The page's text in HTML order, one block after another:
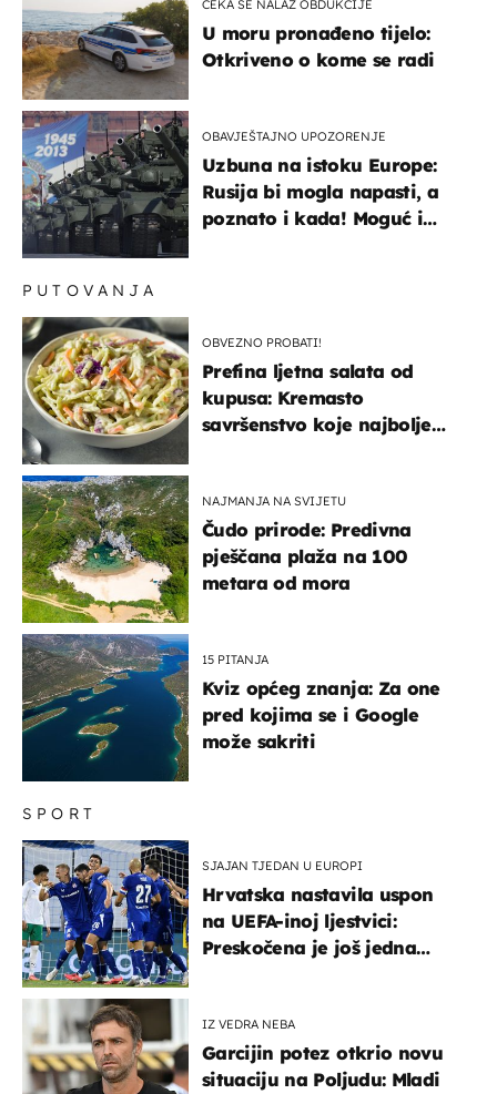
ČEKA SE NALAZ OBDUKCIJE
U moru pronađeno tijelo:
Otkriveno o kome se radi
OBAVJEŠTAJNO UPOZORENJE
Uzbuna na istoku Europe:
Rusija bi mogla napasti, a
poznato i kada! Moguć i
SPORT
SJAJAN TJEDAN U EUROPI
Hrvatska nastavila uspon
na UEFA-inoj ljestvici:
Preskočena je još jedna
IZ VEDRA NEBA
Garcijin potez otkrio novu
situaciju na Poljudu: Mladi
PUTOVANJA
OBVEZNO PROBATI!
Prefina ljetna salata od
kupusa: Kremasto
savršenstvo koje najbolje
NAJMANJA NA SVIJETU
Čudo prirode: Predivna
pješčana plaža na 100
metara od mora
15 PITANJA
Kviz općeg znanja: Za one
pred kojima se i Google
može sakriti